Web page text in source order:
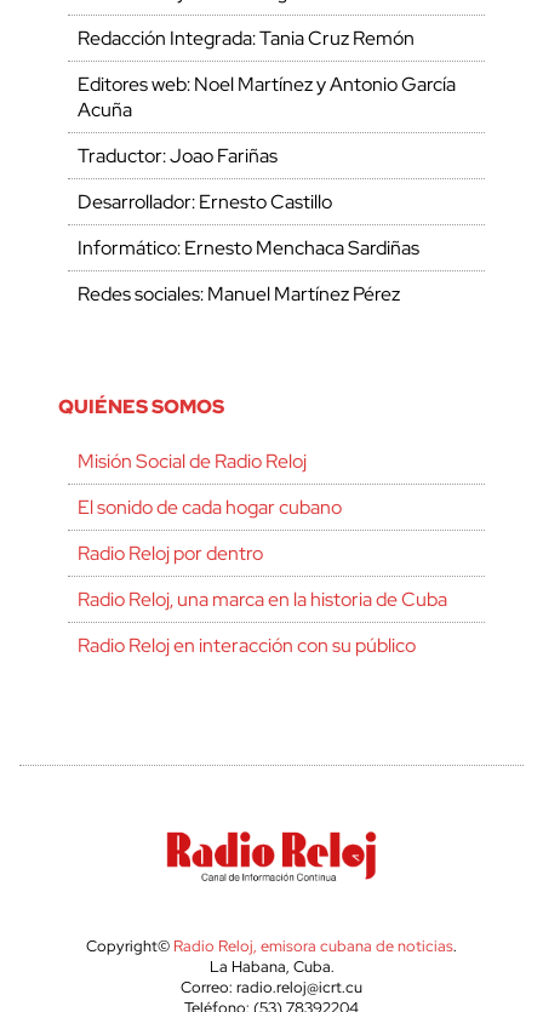
Redacción Integrada: Tania Cruz Remón
Editores web: Noel Martínez y Antonio García
Acuña
Traductor: Joao Fariñas
Desarrollador: Ernesto Castillo
Informático: Ernesto Menchaca Sardiñas
Redes sociales: Manuel Martínez Pérez
QUIÉNES SOMOS
Misión Social de Radio Reloj
El sonido de cada hogar cubano
Radio Reloj por dentro
Radio Reloj, una marca en la historia de Cuba
Radio Reloj en interacción con su público
Copyright© Radio Reloj, emisora cubana de noticias.
La Habana, Cuba.
Correo: radio.reloj@icrt.cu
Teléfono: (53) 78392204